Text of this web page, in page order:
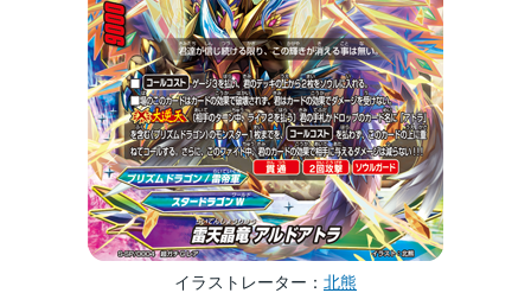
イラストレーター 北熊